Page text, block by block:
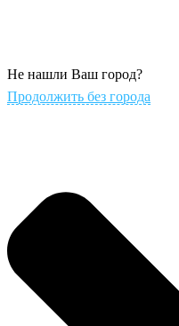
Не нашли Ваш город?
Продолжить без города